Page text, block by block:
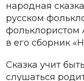
народная
русском
фольклористом
в его сборник
Сказка учит
слушаться